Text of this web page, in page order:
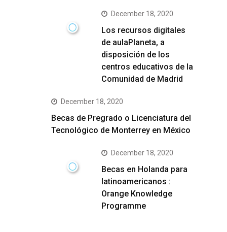
December 18, 2020
Los recursos digitales
de aulaPlaneta, a
disposición de los
centros educativos de la
Comunidad de Madrid
December 18, 2020
Becas de Pregrado o Licenciatura del
Tecnológico de Monterrey en México
December 18, 2020
Becas en Holanda para
latinoamericanos :
Orange Knowledge
Programme